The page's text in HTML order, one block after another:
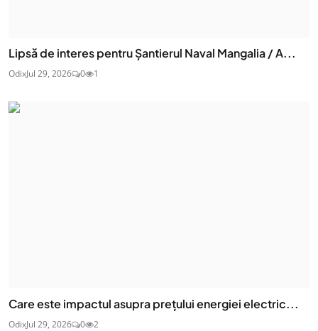
Lipsă de interes pentru Șantierul Naval Mangalia / A...
OdixJul 29, 2026 0 1
Care este impactul asupra prețului energiei electric...
OdixJul 29, 2026 0 2